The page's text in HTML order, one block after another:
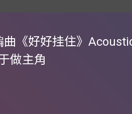
曲《好好挂住》
做主角